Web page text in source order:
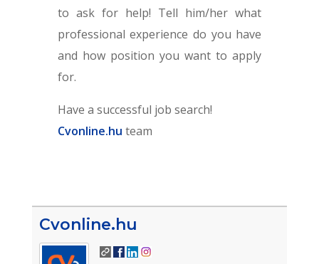
to ask for help! Tell him/her what
professional experience do you have
and how position you want to apply
for.
Have a successful job search!
Cvonline.hu team
Cvonline.hu